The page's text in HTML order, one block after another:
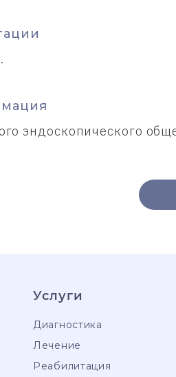
эндоскопического
Услуги
Диагностика
Лечение
Реабилитация